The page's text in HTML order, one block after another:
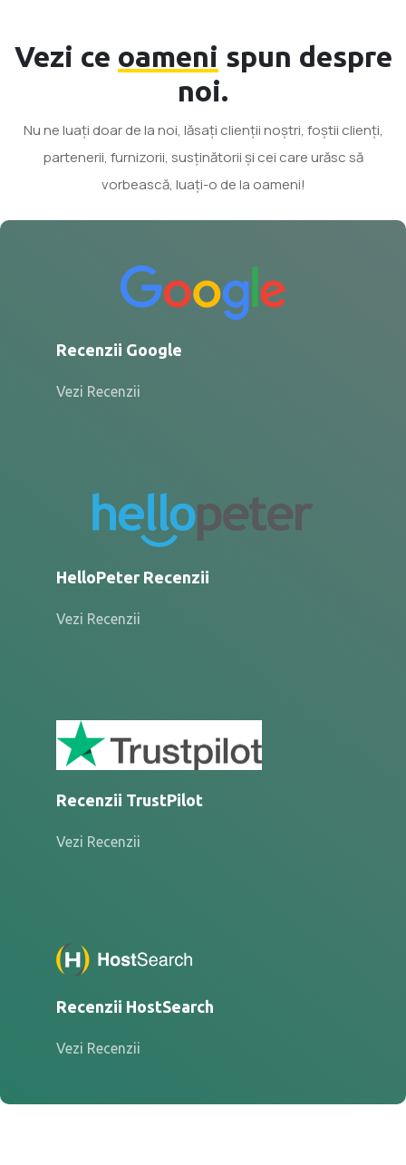
Vezi ce oameni spun despre
noi.
Nu ne luați doar de la noi, lăsați clienții noștri, foștii clienți,
partenerii, furnizorii, susținătorii și cei care urăsc să
vorbească, luați-o de la oameni!
Recenzii Google
Vezi Recenzii
HelloPeter Recenzii
Vezi Recenzii
Recenzii TrustPilot
Vezi Recenzii
Recenzii HostSearch
Vezi Recenzii